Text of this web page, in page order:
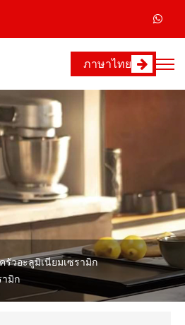
ภาษาไทย
รัวอะลูมิเนียมเซรามิก
ามิก